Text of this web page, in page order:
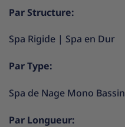
Par Structure:
Spa Rigide | Spa en Dur
Par Type:
Spa de Nage Mono Bassin
Par Longueur: